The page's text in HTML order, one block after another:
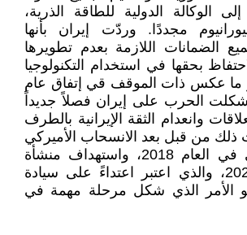
الوكالة الدولية للطاقة الذرية،
مجددًا. وردّت إيران بأنها
الضمانات اللازمة بعدم تطويرها
بحقها في استخدام التكنولوجيا
ما عكس ذات الموقف قي إتفاق عام
شكلت الحرب على إيران فصلاً جديداً
وانعدام الثقة الإيرانية بالطرف
ذلك من قبل بعد الانسحاب الأميركي
من الاتفاق النووي في العام 2018، واستهداف منشأة
نطنز في العام 2021، والذي اعتبر اعتداءً على سيادة
الأمر الذي شكل مرحلة مهمة في